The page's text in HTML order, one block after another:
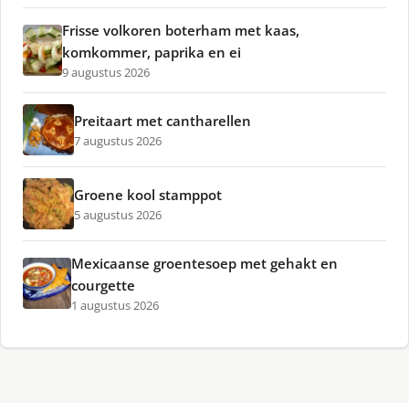
Frisse volkoren boterham met kaas,
komkommer, paprika en ei
9 augustus 2026
Preitaart met cantharellen
7 augustus 2026
Groene kool stamppot
5 augustus 2026
Mexicaanse groentesoep met gehakt en
courgette
1 augustus 2026